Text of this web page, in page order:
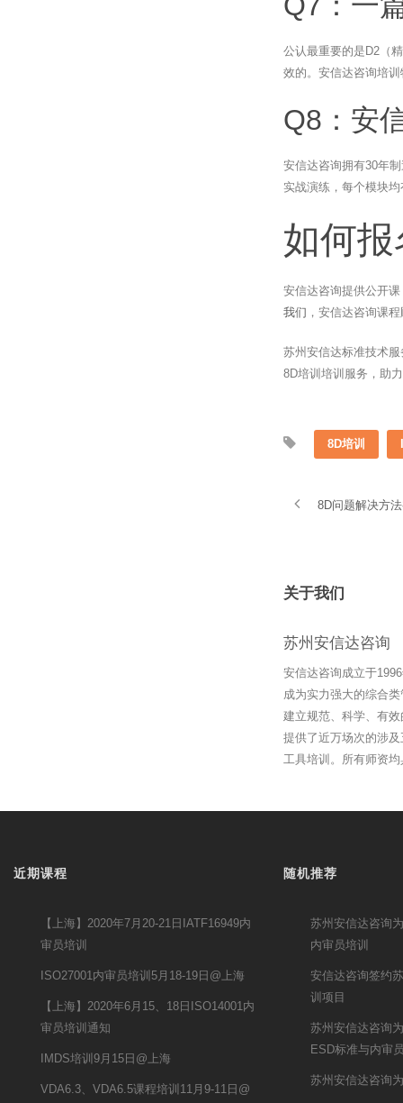
公认最重要的是D2（
效的。安信达咨询培
Q8：安
安信达咨询拥有30年
实战演练，每个模块
如何
安信达咨询提供公开
我们 ，安信达咨询课
苏州安信达标准技术
8D培训培训服务，助
8D培训
8D问题解决方
关于我们
苏州安信达咨询
安信达咨询成立于
成为实力强大的综合
建立规范、科学、有
提供了近万场次的涉
工具培训。所有师资
近期课程
【上海】2020年7月20-21日IATF16949内
审员培训
ISO27001内审员培训5月18-19日@上海
【上海】2020年6月15、18日ISO14001内
审员培训通知
IMDS培训9月15日@上海
VDA6.3、VDA6.5课程培训11月9-11日@
随机推荐
苏州安信达咨询
内审员培训
安信达咨询签约
训项目
苏州安信达咨询
ESD标准与内审
苏州安信达咨询